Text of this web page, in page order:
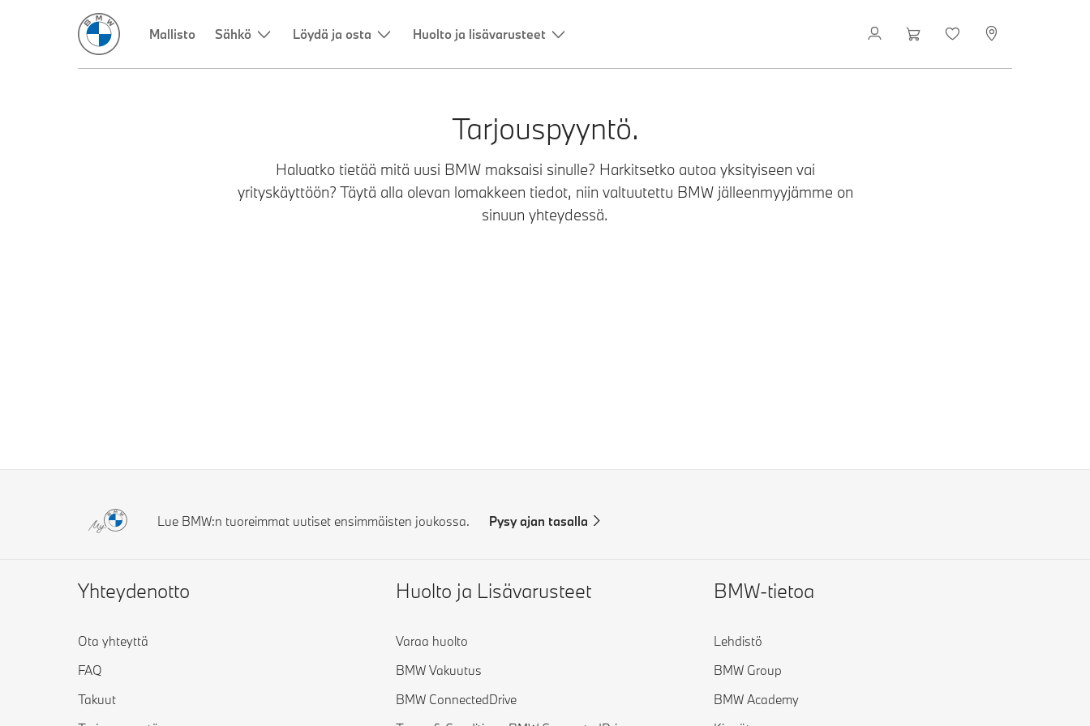
Mallisto Sähkö Löydä ja osta Huolto ja lisävarusteet
Tarjouspyyntö.
Haluatko tietää mitä uusi BMW maksaisi sinulle? Harkitsetko autoa yksityiseen vai
yrityskäyttöön? Täytä alla olevan lomakkeen tiedot, niin valtuutettu BMW jälleenmyyjämme on
sinuun yhteydessä.
Lue BMW:n tuoreimmat uutiset ensimmäisten joukossa. Pysy ajan tasalla
Yhteydenotto
Ota yhteyttä
FAQ
Takuut
Huolto ja Lisävarusteet
Varaa huolto
BMW Vakuutus
BMW ConnectedDrive
BMW-tietoa
Lehdistö
BMW Group
BMW Academy